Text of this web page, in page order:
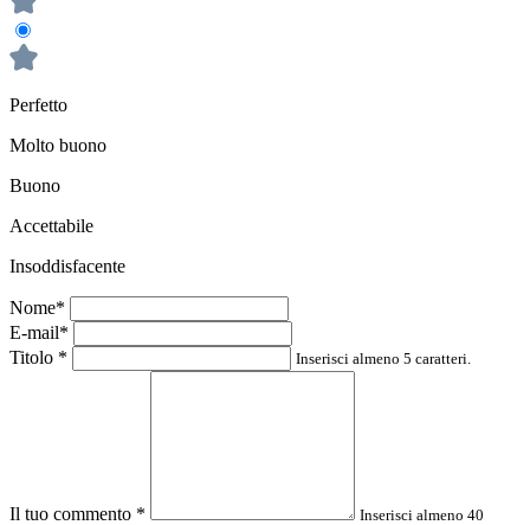
Perfetto
Molto buono
Buono
Accettabile
Insoddisfacente
Nome*
E-mail*
Titolo * Inserisci almeno 5 caratteri.
Il tuo commento *
Inserisci almeno 40